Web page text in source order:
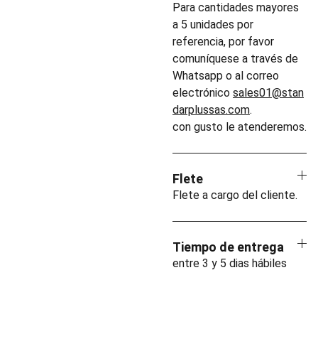
Para cantidades mayores
a 5 unidades por
referencia, por favor
comuníquese a través de
Whatsapp o al correo
electrónico sales01@stan
darplussas.com.
con gusto le atenderemos.
Flete
Flete a cargo del cliente.
Tiempo de entrega
entre 3 y 5 dias hábiles